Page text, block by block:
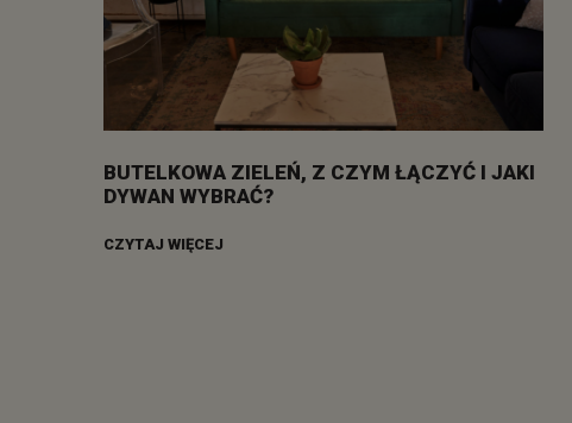
BUTELKOWA ZIELEŃ, Z CZYM ŁĄCZYĆ I JAKI
DYWAN WYBRAĆ?
CZYTAJ WIĘCEJ